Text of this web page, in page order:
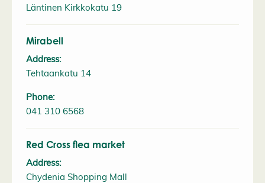
Läntinen Kirkkokatu 19
Mirabell
Address:
Tehtaankatu 14
Phone:
041 310 6568
Red Cross flea market
Address:
Chydenia Shopping Mall